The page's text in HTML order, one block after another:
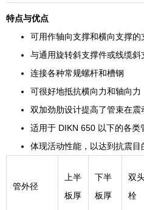
特点与优点
可用作轴向支撑和横向支撑的
与通用旋转斜支撑件或线缆斜
连接各种常规螺杆和槽钢
可很好地抵抗横向力和轴向力
双加劲肋设计提高了管束在震
适用于 DIKN 650 以下的各类
体现活动性能，以达到抗震目
管外径
上半
板厚
下半
板厚
双
栓